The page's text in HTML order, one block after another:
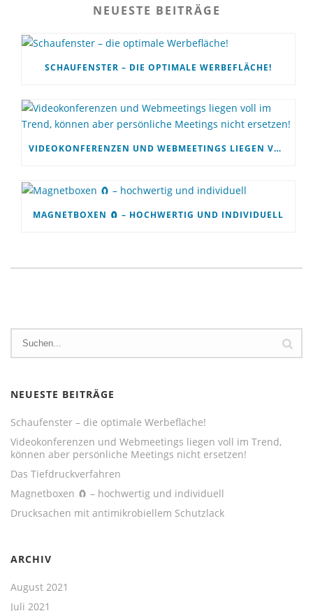
NEUESTE BEITRÄGE
SCHAUFENSTER – DIE OPTIMALE WERBEFLÄCHE!
VIDEOKONFERENZEN UND WEBMEETINGS LIEGEN VOLL IM TREND, KÖNNEN ABER PERSÖNLICHE MEETINGS NICHT ERSETZEN!
MAGNETBOXEN 🧲 – HOCHWERTIG UND INDIVIDUELL
NEUESTE BEITRÄGE
Schaufenster – die optimale Werbefläche!
Videokonferenzen und Webmeetings liegen voll im Trend,
können aber persönliche Meetings nicht ersetzen!
Das Tiefdruckverfahren
Magnetboxen 🧲 – hochwertig und individuell
Drucksachen mit antimikrobiellem Schutzlack
ARCHIV
August 2021
Juli 2021